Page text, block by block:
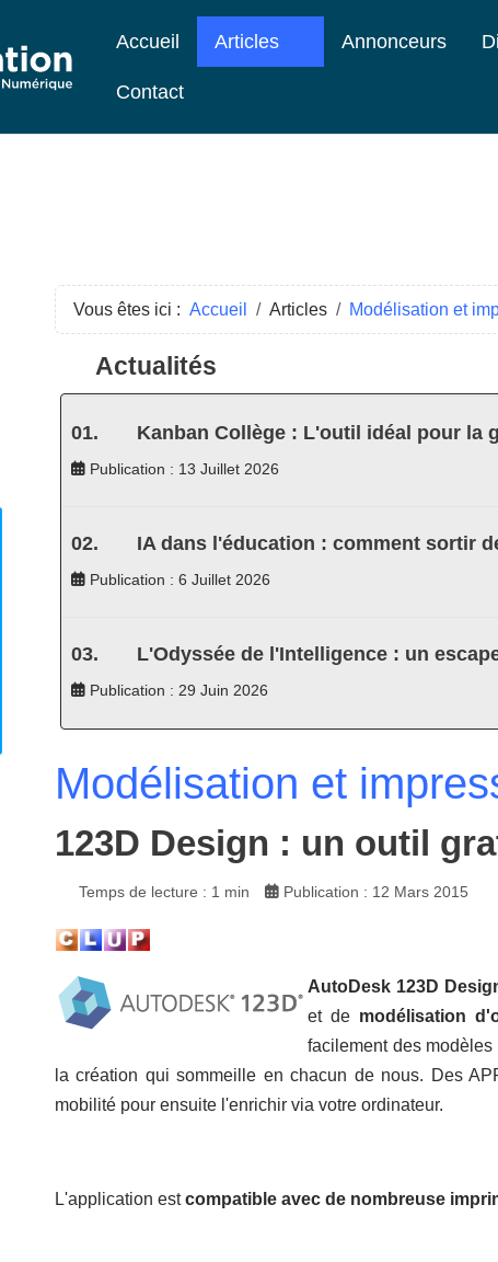
Accueil Articles Annonceurs
Contact
Vous êtes ici : Accueil Articles Modélisation et
Actualités
Kanban Collège : L'outil idéal pour la
Publication : 13 Juillet 2026
IA dans l'éducation : comment sortir
Publication : 6 Juillet 2026
L'Odyssée de l'Intelligence : un
Publication : 29 Juin 2026
Modélisation et
123D Design : un outil
Temps de lecture : 1 min Publication : 12 Mars 2015
AutoDesk 123D
et de modélisation
facilement des
la création qui sommeille en chacun de nous. Des
mobilité pour ensuite l'enrichir via votre ordinateur.
L'application estcompatible avec de nombreuse